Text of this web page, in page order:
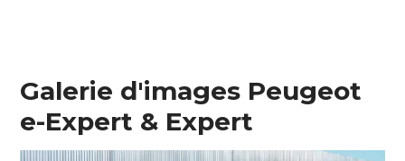
Galerie d'images Peugeot
e-Expert & Expert